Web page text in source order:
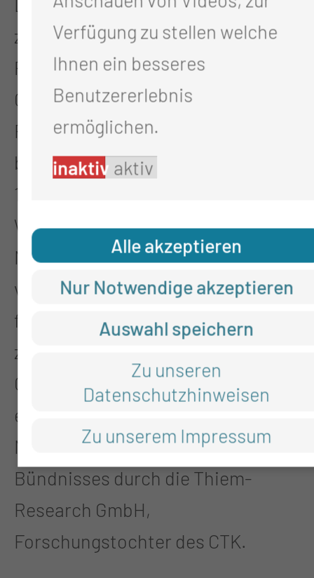
zum Ziel gesetzt, technologische
Potentiale für die Stärkung der
Gesundheitsversorgung in der
Region nutzbar zu machen. Aktuell
besteht das Netzwerk aus mehr als
140 Partnerinnen und Partnern aus
Wirtschaft, Wissenschaft, Pflege,
Medizin und Verbänden. Sie alle
vereint das Bestreben, sich aktiv
für die Gestaltung einer
zukunftsfähigen
Gesundheitsversorgung zu
engagieren. Koordiniert wird das
Netzwerk des com(m)2020-
Bündnisses durch die Thiem-
Research GmbH,
Forschungstochter des CTK.
Verfügung zu stellen welche
Ihnen ein besseres
Benutzererlebnis
ermöglichen.
inaktiv aktiv
Alle akzeptieren
Nur Notwendige akzeptieren
Auswahl speichern
Zu unseren
Datenschutzhinweisen
Zu unserem Impressum